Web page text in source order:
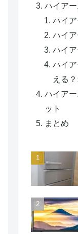
ハイア
ハイ
ハイ
ハイ
ハイ
える
ハイア
ット
まとめ